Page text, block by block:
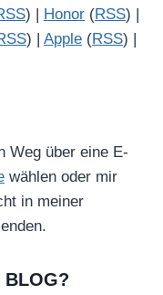
) | Honor (RSS) |
) | Apple (RSS) |
Weg über eine E-
wählen oder mir
in meiner
BLOG?